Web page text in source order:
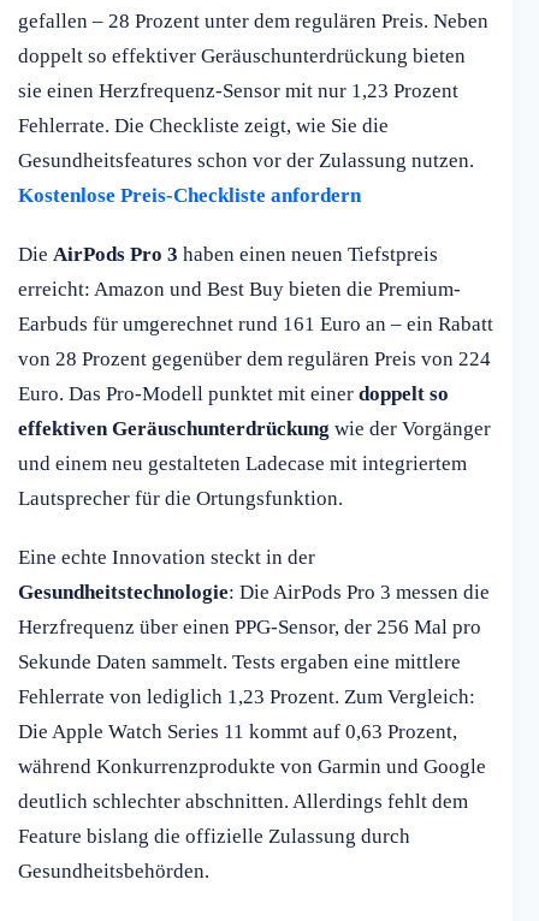
gefallen – 28 Prozent unter dem regulären Preis. Neben
doppelt so effektiver Geräuschunterdrückung bieten
sie einen Herzfrequenz-Sensor mit nur 1,23 Prozent
Fehlerrate. Die Checkliste zeigt, wie Sie die
Gesundheitsfeatures schon vor der Zulassung nutzen.
Kostenlose Preis-Checkliste anfordern
Die AirPods Pro 3 haben einen neuen Tiefstpreis
erreicht: Amazon und Best Buy bieten die Premium-
Earbuds für umgerechnet rund 161 Euro an – ein Rabatt
von 28 Prozent gegenüber dem regulären Preis von 224
Euro. Das Pro-Modell punktet mit einer doppelt so
effektiven Geräuschunterdrückung wie der Vorgänger
und einem neu gestalteten Ladecase mit integriertem
Lautsprecher für die Ortungsfunktion.
Eine echte Innovation steckt in der
Gesundheitstechnologie: Die AirPods Pro 3 messen die
Herzfrequenz über einen PPG-Sensor, der 256 Mal pro
Sekunde Daten sammelt. Tests ergaben eine mittlere
Fehlerrate von lediglich 1,23 Prozent. Zum Vergleich:
Die Apple Watch Series 11 kommt auf 0,63 Prozent,
während Konkurrenzprodukte von Garmin und Google
deutlich schlechter abschnitten. Allerdings fehlt dem
Feature bislang die offizielle Zulassung durch
Gesundheitsbehörden.